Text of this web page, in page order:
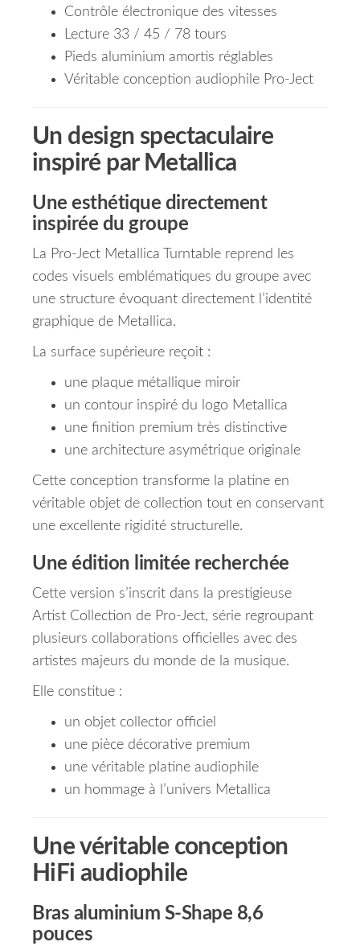
Contrôle électronique des vitesses
Lecture 33 / 45 / 78 tours
Pieds aluminium amortis réglables
Véritable conception audiophile Pro-Ject
Un design spectaculaire
inspiré par Metallica
Une esthétique directement
inspirée du groupe
La Pro-Ject Metallica Turntable reprend les
codes visuels emblématiques du groupe avec
une structure évoquant directement l’identité
graphique de Metallica.
La surface supérieure reçoit :
une plaque métallique miroir
un contour inspiré du logo Metallica
une finition premium très distinctive
une architecture asymétrique originale
Cette conception transforme la platine en
véritable objet de collection tout en conservant
une excellente rigidité structurelle.
Une édition limitée recherchée
Cette version s’inscrit dans la prestigieuse
Artist Collection de Pro-Ject, série regroupant
plusieurs collaborations officielles avec des
artistes majeurs du monde de la musique.
Elle constitue :
un objet collector officiel
une pièce décorative premium
une véritable platine audiophile
un hommage à l’univers Metallica
Une véritable conception
HiFi audiophile
Bras aluminium S-Shape 8,6
pouces